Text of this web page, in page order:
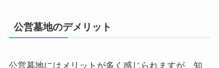
公営墓地のデメリット
公営墓地にはメリットが多く感じられますが、知